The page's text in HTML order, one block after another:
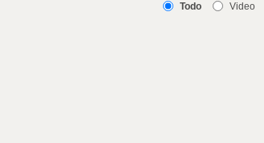
Todo Video